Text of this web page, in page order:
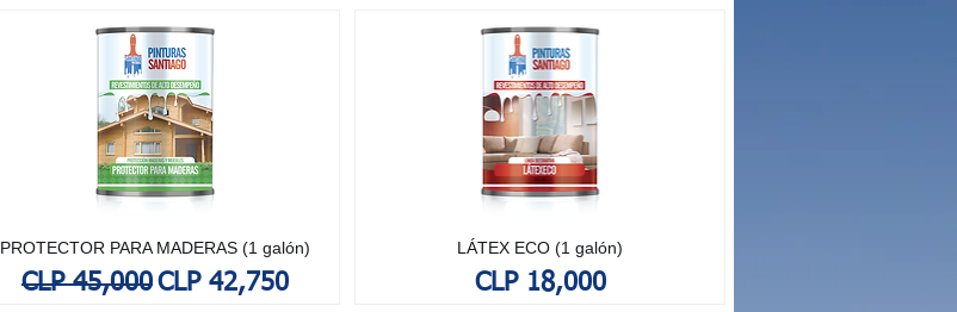
PROTECTOR PARA MADERAS (1 galón)
Regular Price
CLP 45,000Sale Price
CLP 42,750
LÁTEX ECO (1 galón)
Price
CLP 18,000